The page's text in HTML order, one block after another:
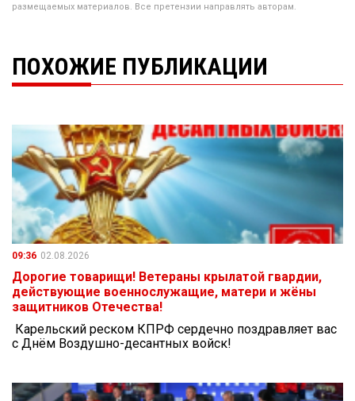
размещаемых материалов. Все претензии направлять авторам.
ПОХОЖИЕ ПУБЛИКАЦИИ
09:36 02.08.2026
Дорогие товарищи! Ветераны крылатой гвардии,
действующие военнослужащие, матери и жёны
защитников Отечества!
Карельский реском КПРФ сердечно поздравляет вас
с Днём Воздушно-десантных войск!